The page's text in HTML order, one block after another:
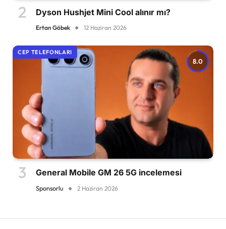
Dyson Hushjet Mini Cool alınır mı?
Ertan Göbek 12 Haziran 2026
8.0
CEP TELEFONLARI
General Mobile GM 26 5G incelemesi
Sponsorlu 2 Haziran 2026